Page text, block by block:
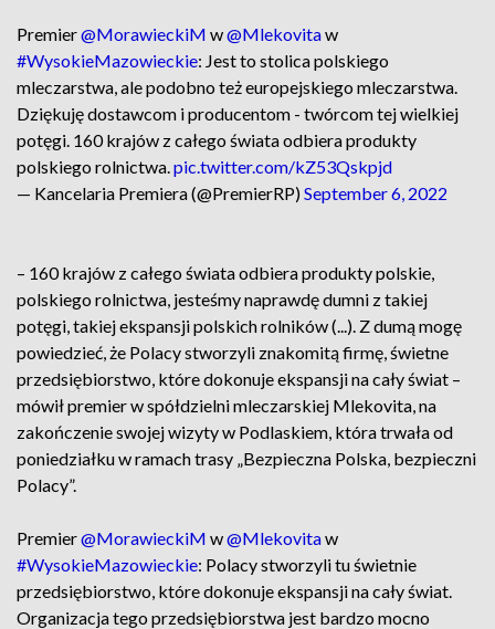
Premier@MorawieckiM w@Mlekovitaw
#WysokieMazowieckie: Jest to stolica polskiego
mleczarstwa, ale podobno też europejskiego mleczarstwa.
Dziękuję dostawcom i producentom - twórcom tej wielkiej
potęgi. 160 krajów z całego świata odbiera produkty
polskiego rolnictwa.pic.twitter.com/kZ53Qskpjd
— Kancelaria Premiera (@PremierRP)September 6, 2022
– 160 krajów z całego świata odbiera produkty polskie,
polskiego rolnictwa, jesteśmy naprawdę dumni z takiej
potęgi, takiej ekspansji polskich rolników (...). Z dumą mogę
powiedzieć, że Polacy stworzyli znakomitą firmę, świetne
przedsiębiorstwo, które dokonuje ekspansji na cały świat –
mówił premier w spółdzielni mleczarskiej Mlekovita, na
zakończenie swojej wizyty w Podlaskiem, która trwała od
poniedziałku w ramach trasy „Bezpieczna Polska, bezpieczni
Polacy”.
Premier@MorawieckiM w@Mlekovitaw
#WysokieMazowieckie: Polacy stworzyli tu świetnie
przedsiębiorstwo, które dokonuje ekspansji na cały świat.
Organizacja tego przedsiębiorstwa jest bardzo mocno